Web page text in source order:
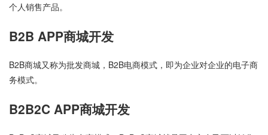
个人销售产品。
B2B APP商城开发
B2B商城又称为批发商城，B2B电商模式，即为企业对企业的电子商
务模式。
B2B2C APP商城开发